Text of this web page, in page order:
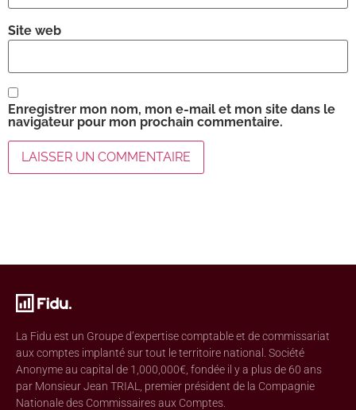
Site web
Enregistrer mon nom, mon e-mail et mon site dans le
navigateur pour mon prochain commentaire.
La Fidu est un Groupe d’expertise comptable et de commissariat
aux comptes implanté sur tout le territoire national. Société
Anonyme au capital de 1,000,000€, fondée il y a plus de 60 ans
par Monsieur Jean TRIAL, premier président de la Compagnie
Nationale des Commissaires aux Comptes.